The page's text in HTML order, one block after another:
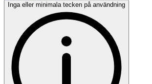
Inga eller minimala tecken på användning